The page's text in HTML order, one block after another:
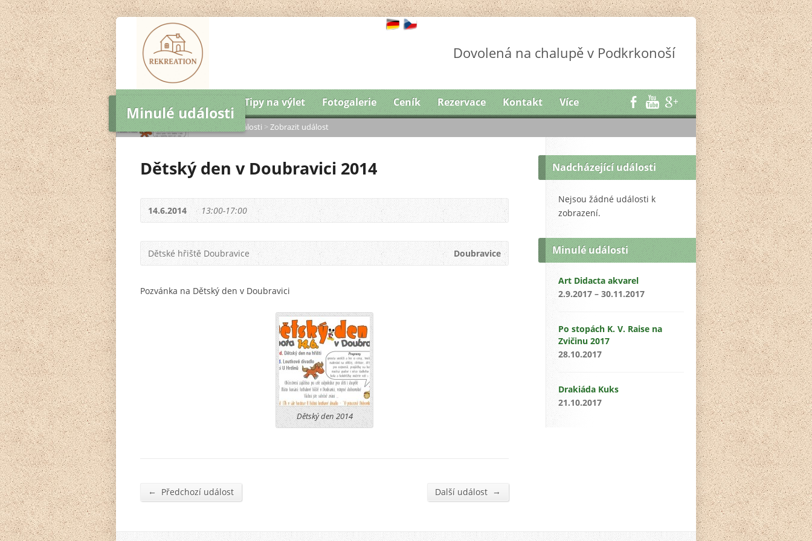
Dovolená na chalupě v Podkrkonoší
Tipy na výlet Fotogalerie Ceník Rezervace Kontakt Více
Minulé události
Minulé události > Zobrazit událost
Dětský den v Doubravici 2014
14.6.2014 13:00-17:00
Doubravice
Dětské hřiště Doubravice
Pozvánka na Dětský den v Doubravici
Dětský den 2014
← Předchozí událost Další událost →
Nadcházející události
Nejsou žádné události k
zobrazení.
Minulé události
Art Didacta akvarel
2.9.2017 – 30.11.2017
Po stopách K. V. Raise na
Zvičinu 2017
28.10.2017
Drakiáda Kuks
21.10.2017